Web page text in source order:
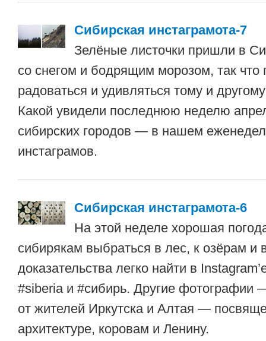
Сибирская инстаграмота-7
Зелёные листочки пришли в
со снегом и бодрящим морозом, так что
радоваться и удивляться тому и
Какой увидели последнюю неделю
сибирских городов — в нашем
инстаграмов.
Сибирская инстаграмота-6
На этой неделе хорошая
сибирякам выбраться в лес, к озёрам и
доказательства легко найти в
#siberia и #сибирь. Другие фотографии
от жителей Иркутска и Алтая —
архитектуре, коровам и Ленину.